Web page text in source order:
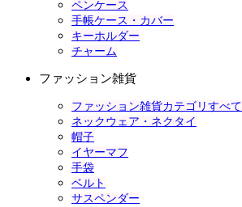
ペンケース
手帳ケース・カバー
キーホルダー
チャーム
ファッション雑貨
ファッション雑貨カテゴリすべて
ネックウェア・ネクタイ
帽子
イヤーマフ
手袋
ベルト
サスペンダー